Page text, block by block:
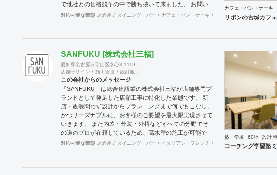
で他社との価格競争の中で勝ち抜いて来ました。 お問い
合わせは メール（tenperhide31@icloud.com）からも承
対応可能な業態 居酒屋 ダイニング・バー カフェ・パン・ケーキ 和食・寿司 焼肉・中華料
カフェ・パン・ケーキ
リボンの古城カフェ
SANFUKU [株式会社三福]
愛知県名古屋市守山区幸心3-1119
店舗デザイン
施工管理 設計施工
この会社からのメッセージ
「SANFUKU」は総合建設業の株式会社三福が店舗専門ブ
ランドとして発足した店舗工事に特化した業態です。 新
店・改装問わず設計からプランニングまで何でもこなし、
かつリーズナブルに、お客様のご要望を最大限実現させて
いきます。 また内装・外装・外構などすべての分野でそ
の道のプロが在籍しているため、高水準の施工が可能で
す。 出来上がった時に綺麗なのは当たり前！腕の良さは
に優れています。 お客様が安心してオープンできるよう
対応可能な業態 居酒屋 ダイニング・バー イタリアン・フレンチ カフェ・パン・ケーキ ラ
塾・学校 60坪 設計
コーチング学習塾